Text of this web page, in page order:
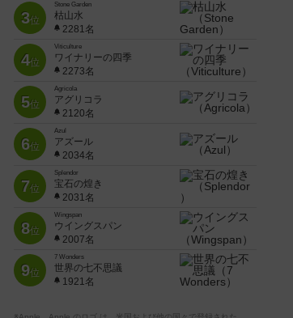
3位
Stone Garden
枯山水
2281名
4位
Viticulture
ワイナリーの四季
2273名
5位
Agricola
アグリコラ
2120名
6位
Azul
アズール
2034名
7位
Splendor
宝石の煌き
2031名
8位
Wingspan
ウイングスパン
2007名
9位
7 Wonders
世界の七不思議
1921名